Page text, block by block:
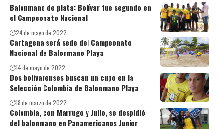
Balonmano de plata: Bolívar fue segundo en
el Campeonato Nacional
24 de mayo de 2022
Cartagena será sede del Campeonato
Nacional de Balonmano Playa
14 de mayo de 2022
Dos bolivarenses buscan un cupo en la
Selección Colombia de Balonmano Playa
18 de marzo de 2022
Colombia, con Marrugo y Julio, se despidió
del balonmano en Panamericanos Junior